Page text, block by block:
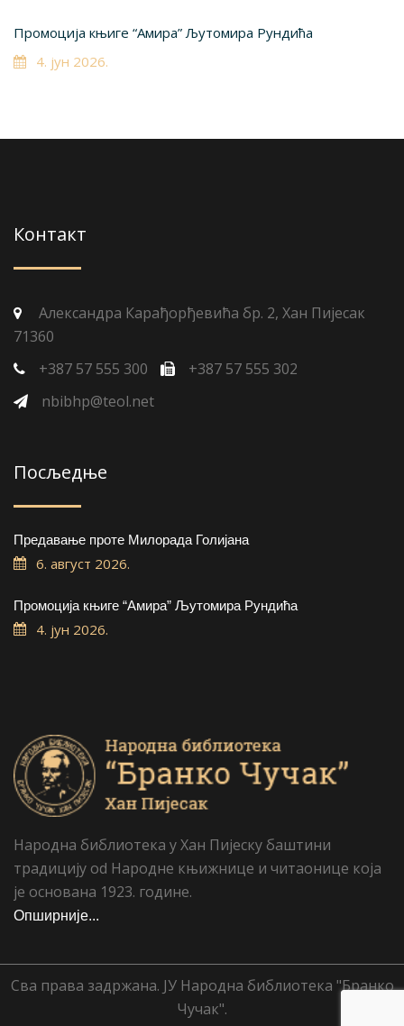
Промоција књиге “Амира” Љутомира Рундића
4. јун 2026.
Контакт
Александра Карађорђевића бр. 2, Хан Пијесак
71360
+387 57 555 300
+387 57 555 302
nbibhp@teol.net
Посљедње
Предавање проте Милорада Голијана
6. август 2026.
Промоција књиге “Амира” Љутомира Рундића
4. јун 2026.
Народна библиотека у Хан Пијеску баштини
традицију od Народне књижнице и читаонице која
је основана 1923. године.
Опширније...
Сва права задржана. ЈУ Народна библиотека "Бранко
Чучак".